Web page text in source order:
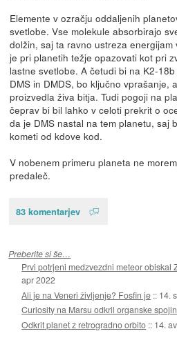
Elemente v ozračju oddaljenih
svetlobe. Vse molekule absorbirajo
dolžin, saj ta ravno ustreza energijam
je pri planetih težje opazovati kot pri
lastne svetlobe. A četudi bi na K2-
DMS in DMDS, bo ključno vprašanje,
proizvedla živa bitja. Tudi pogoji na
čeprav bi bil lahko v celoti prekrit o
da je DMS nastal na tem planetu, saj
kometi od kdove kod.
V nobenem primeru planeta ne
predaleč.
83 komentarjev
Preberite si še…
Prvi potrjeni medzvezdni meteor obiskal
apr 2022
Ali je na Veneri življenje? Fosfin je :: 14.
Curiosity na Marsu odkril organske
Odkrit planet z retrogradno orbito :: 14.